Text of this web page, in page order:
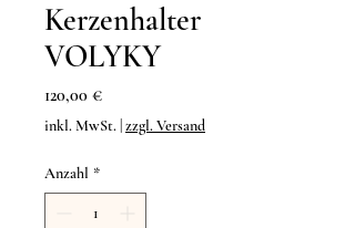
Kerzenhalter
VOLYKY
120,00 €Preis
inkl. MwSt. zzgl. Versand
Anzahl *